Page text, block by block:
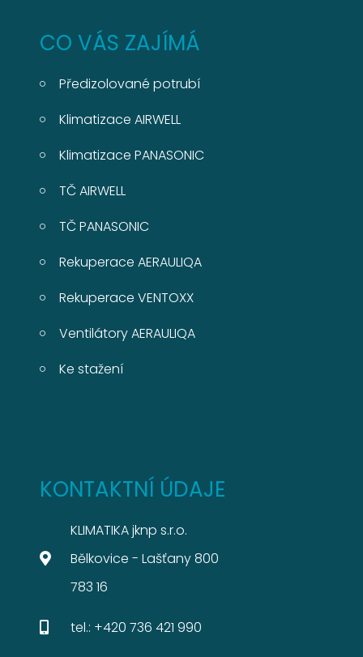
CO VÁS ZAJÍMÁ
Předizolované potrubí
Klimatizace AIRWELL
Klimatizace PANASONIC
TČ AIRWELL
TČ PANASONIC
Rekuperace AERAULIQA
Rekuperace VENTOXX
Ventilátory AERAULIQA
Ke stažení
KONTAKTNÍ ÚDAJE
KLIMATIKA jknp s.r.o.
Bělkovice - Lašťany 800
783 16
tel.: +420 736 421 990